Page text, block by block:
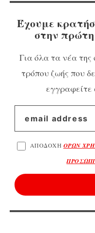
Έχουμε
στην
Για όλα τα νέα της
τρόπου ζωής που
εγγραφείτε
ΑΠΟΔΟΧΗ ΟΡΩΝ